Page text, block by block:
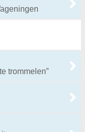
trommelen”